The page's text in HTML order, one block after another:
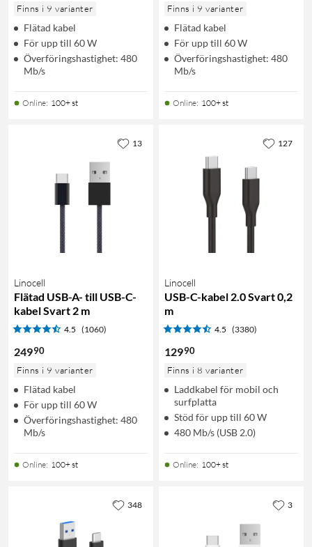
Finns i 9 varianter
Flätad kabel
För upp till 60 W
Överföringshastighet: 480
Mb/s
Online: 100+ st
Finns i 9 varianter
Flätad kabel
För upp till 60 W
Överföringshastighet: 480
Mb/s
Online: 100+ st
Linocell
Flätad USB-A- till USB-C-
kabel Svart 2 m
4.5 (1060)
24990
Finns i 9 varianter
Flätad kabel
För upp till 60 W
Överföringshastighet: 480
Mb/s
Online: 100+ st
13
Linocell
USB-C-kabel 2.0 Svart 0,2
m
4.5 (3380)
12990
Finns i 8 varianter
Laddkabel för mobil och
surfplatta
Stöd för upp till 60 W
480 Mb/s (USB 2.0)
Online: 100+ st
127
348 3